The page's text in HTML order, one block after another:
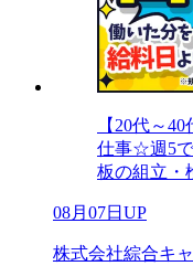
【20代～
仕事☆週5
板の組立・
08月07日UP
株式会社綜合キ